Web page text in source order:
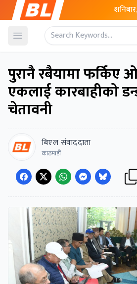
Open menu
पुरानै रबैयामा फर्किए
एकलाई कारबाहीको
चेतावनी
बिएल संवाददाता
काठमाडौं